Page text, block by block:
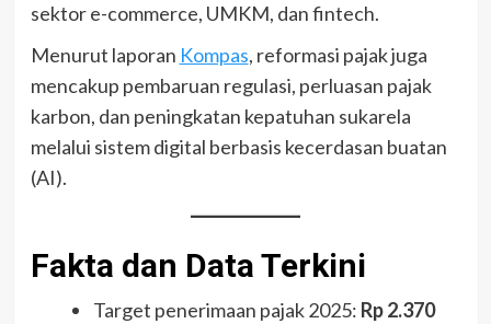
sektor e-commerce, UMKM, dan fintech.
Menurut laporan Kompas, reformasi pajak juga
mencakup pembaruan regulasi, perluasan pajak
karbon, dan peningkatan kepatuhan sukarela
melalui sistem digital berbasis kecerdasan buatan
(AI).
Fakta dan Data Terkini
Target penerimaan pajak 2025: Rp 2.370